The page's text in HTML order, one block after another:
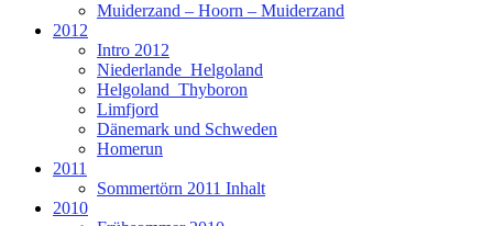
Muiderzand – Hoorn – Muiderzand
2012
Intro 2012
Niederlande_Helgoland
Helgoland_Thyboron
Limfjord
Dänemark und Schweden
Homerun
2011
Sommertörn 2011 Inhalt
2010